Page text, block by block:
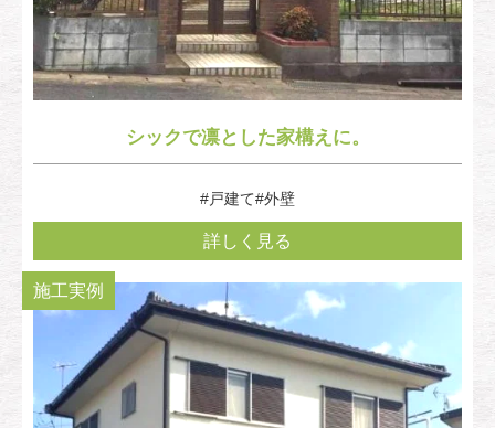
シックで凛とした家構えに。
#戸建て#外壁
詳しく見る
施工実例